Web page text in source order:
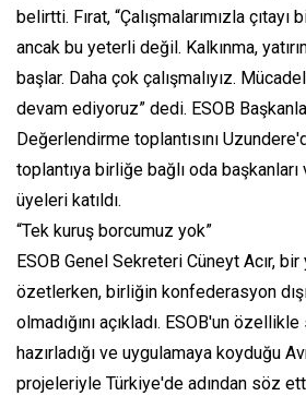
belirtti. Fırat, “Çalışmalarımızla
ancak bu yeterli değil. Kalkınma,
başlar. Daha çok çalışmalıyız.
devam ediyoruz” dedi. ESOB
Değerlendirme toplantısını
toplantıya birliğe bağlı oda
üyeleri katıldı.
“Tek kuruş borcumuz yok”
ESOB Genel Sekreteri Cüneyt Acır,
özetlerken, birliğin konfederasyon
olmadığını açıkladı. ESOB'un
hazırladığı ve uygulamaya koyduğu
projeleriyle Türkiye'de adından söz